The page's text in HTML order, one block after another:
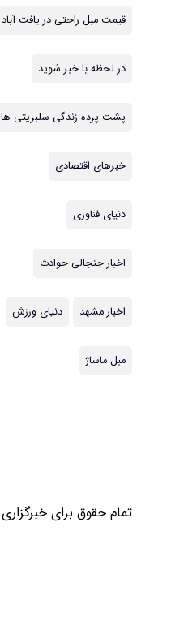
قیمت مبل راحتی در یافت آباد
در لحظه با خبر شوید
پشت پرده زندگی سلبریتی ها
خبرهای اقتصادی
دنیای فناوری
اخبار جنجالی حوادث
اخبار مشهد دنیای ورزش
مبل ماساژ
تمام حقوق برای خبرگزاری